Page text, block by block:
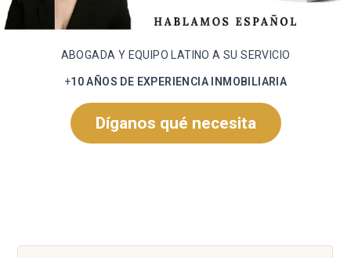
ABOGADA Y EQUIPO LATINO A SU SERVICIO
+10 AÑOS DE EXPERIENCIA INMOBILIARIA
Díganos qué necesita